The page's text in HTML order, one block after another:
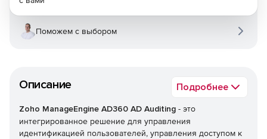
Описание Подробнее
Zoho ManageEngine AD360 AD Auditing - это
интегрированное решение для управления
идентификацией пользователей, управления доступом к
Поможем с выбором